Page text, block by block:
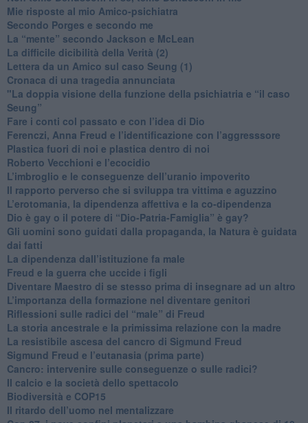
​Mie risposte al mio Amico-psichiatra
​Secondo Porges e secondo me
​La “mente” secondo Jackson e McLean
La difficile dicibilità della Verità (2)
​Lettera da un Amico sul caso Seung (1)
​Cronaca di una tragedia annunciata
"​La doppia visione della funzione della psichiatria e “il caso
Seung”
​Fare i conti col passato e con l’idea di Dio
​Ferenczi, Anna Freud e l’identificazione con l’aggresssore
Plastica fuori di noi e plastica dentro di noi
​Roberto Vecchioni e l’ecocidio
​L’imbroglio e le conseguenze dell’uranio impoverito
​Il rapporto perverso che si sviluppa tra vittima e aguzzino
L’erotomania, la dipendenza affettiva e la co-dipendenza
​Dio è gay o il potere di “Dio-Patria-Famiglia” è gay?
​Gli uomini sono guidati dalla propaganda, la Natura è guidata
dai fatti
La dipendenza dall’istituzione fa male
​Freud e la guerra che uccide i figli
​Diventare Maestro di se stesso prima di insegnare ad un altro
L’importanza della formazione nel diventare genitori
Riflessioni sulle radici del “male” di Freud
​La storia ancestrale e la primissima relazione con la madre
​La resistibile ascesa del cancro di Sigmund Freud
Sigmund Freud e l’eutanasia (prima parte)
Cancro: intervenire sulle conseguenze o sulle radici?
​Il calcio e la società dello spettacolo
Biodiversità e COP15
​Il ritardo dell’uomo nel mentalizzare